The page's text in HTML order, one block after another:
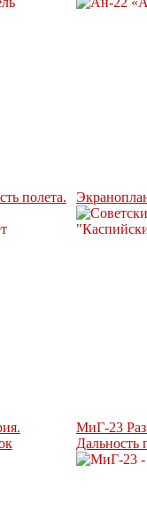
полета.
МиГ-23
Дальность